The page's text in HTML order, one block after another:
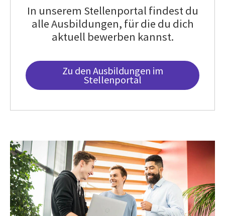
In unserem Stellenportal findest du
alle Ausbildungen, für die du dich
aktuell bewerben kannst.
Zu den Ausbildungen im
Stellenportal